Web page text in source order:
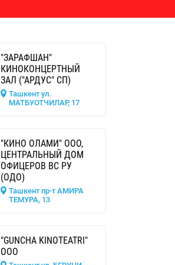
"ЗАРАФШАН"
КИНОКОНЦЕРТНЫЙ
ЗАЛ ("АРДУС" СП)
Ташкент ул.
МАТБУОТЧИЛАР, 17
"КИНО ОЛАМИ" ООО,
ЦЕНТРАЛЬНЫЙ ДОМ
ОФИЦЕРОВ ВС РУ
(ОДО)
Ташкент пр-т АМИРА
ТЕМУРА, 13
"GUNCHA KINOTEATRI"
ООО